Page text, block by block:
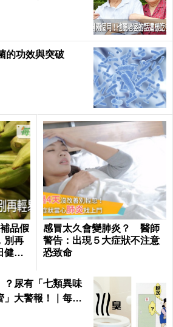
的功效與突破
品假
別再
健康
感冒太久會變肺炎？ 醫師
警告：出現５大症狀不注意
恐致命
？尿有「七類異味
」大警報！｜每日